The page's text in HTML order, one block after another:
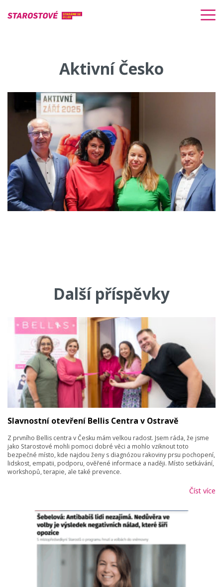
Aktivní Česko
Další příspěvky
Slavnostní otevření Bellis Centra v Ostravě
Z prvního Bellis centra v Česku mám velkou radost. Jsem ráda, že jsme
jako Starostové mohli pomoci dobré věci a mohlo vziknout toto
bezpečné místo, kde najdou ženy s diagnózou rakoviny prsu pochopení,
lidskost, empatii, podporu, ověřené informace a naději. Místo setkávání,
workshopů, terapie, ale také prevence.
Číst více